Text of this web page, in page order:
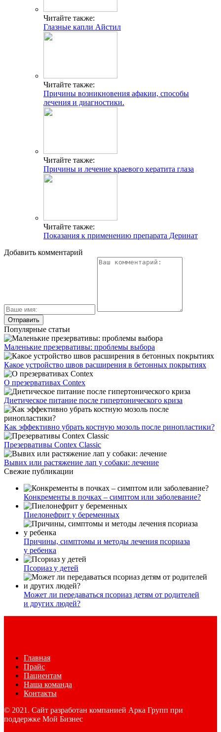
Читайте также:
Глазные капли Айстил
Читайте также:
Причины возникновения афакии, способы
лечения и диагностики.
Читайте также:
Причины и лечение краевого кератита глаза
Читайте также:
Показания к применению препарата Деринат
Добавить комментарий
Популярные статьи
Маленькие презервативы: проблемы выбора
Какое устройство швов расширения в бетонных покрытиях
О презервативах Contex
Диетическое питание после гипертонического криза
Как эффективно убрать костную мозоль после ринопластики?
Презервативы Contex Classic
Вывих или растяжение лап у собаки: лечение
Свежие публикации
Конкременты в почках – симптом или заболевание?
Пиелонефрит у беременных
Причины, симптомы и методы лечения псориаза
у ребенка
Псориаз у детей
Может ли передаваться псориаз детям от родителей
и других людей?
Главная
Прайс
Пациентам
Наша команда
Контакты
© 2021. Сайт разработан компанией Арка Групп при
поддержке Мой Бизнес